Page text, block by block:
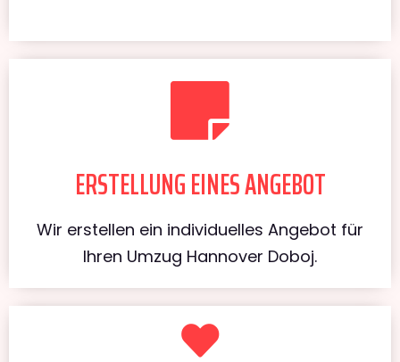
ERSTELLUNG EINES ANGEBOT
Wir erstellen ein individuelles Angebot für
Ihren Umzug Hannover Doboj.